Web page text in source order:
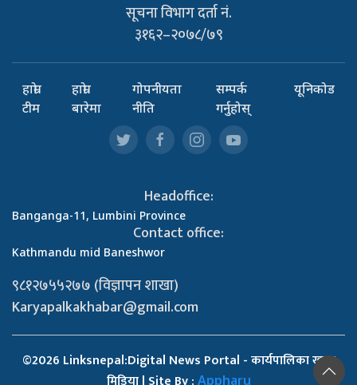
सूचना विभाग दर्ता नं.
३१६२–२०७८/७९
हाम्रो
टीम
हाम्रो
बारेमा
गोपनीयता
नीति
सम्पर्क
गर्नुहोस्
यूनिकोड
Headoffice:
Banganga-11, Lumbini Province
Contact office:
Kathmandu mid Baneshwor
९८१२७५५२७७ (विज्ञापन शाखा)
Karyapalkakhabar@gmail.com
©2026 Linksnepal:Digital News Portal - कार्यपालिका खबर
Appharu